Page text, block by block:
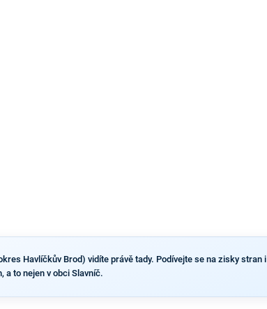
Havlíčkův Brod) vidíte právě tady. Podívejte se na zisky stran i
a to nejen v obci Slavníč.